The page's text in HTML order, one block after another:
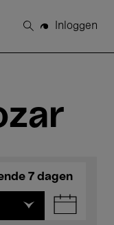
Zoeken
Inloggen
7 dagen